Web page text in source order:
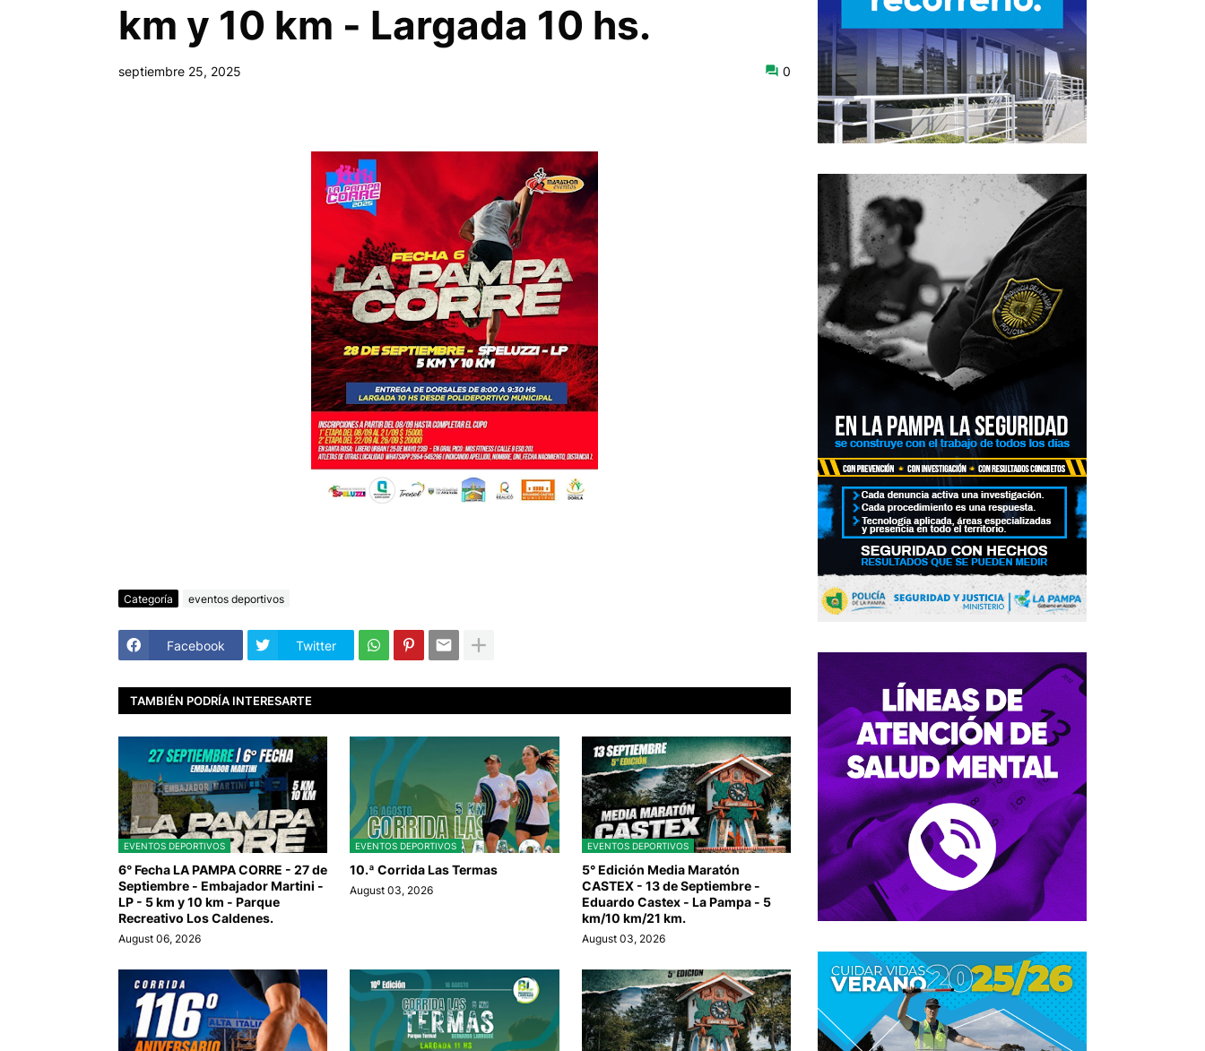
km y 10 km - Largada 10 hs.
septiembre 25, 2025 0
Categoría eventos deportivos
Facebook Twitter
TAMBIÉN PODRÍA INTERESARTE
EVENTOS DEPORTIVOS
6° Fecha LA PAMPA CORRE - 27 de
Septiembre - Embajador Martini -
LP - 5 km y 10 km - Parque
Recreativo Los Caldenes.
August 06, 2026
EVENTOS DEPORTIVOS
10.ª Corrida Las Termas
August 03, 2026
EVENTOS DEPORTIVOS
5° Edición Media Maratón
CASTEX - 13 de Septiembre -
Eduardo Castex - La Pampa - 5
km/10 km/21 km.
August 03, 2026